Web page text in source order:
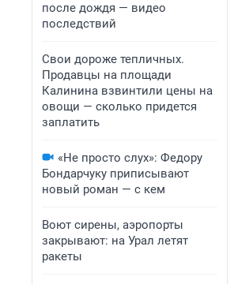
после дождя — видео
последствий
Свои дороже тепличных.
Продавцы на площади
Калинина взвинтили цены на
овощи — сколько придется
заплатить
«Не просто слух»: Федору
Бондарчуку приписывают
новый роман — с кем
Воют сирены, аэропорты
закрывают: на Урал летят
ракеты